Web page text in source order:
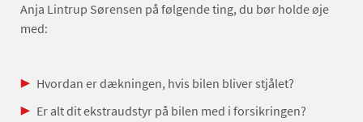
Anja Lintrup Sørensen på følgende ting, du bør holde øje
med:
Hvordan er dækningen, hvis bilen bliver stjålet?
Er alt dit ekstraudstyr på bilen med i forsikringen?